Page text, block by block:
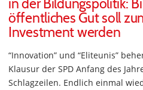
in der Bildungspolitik:
öffentliches Gut soll
Investment werden
“Innovation” und “Eliteunis”
Klausur der SPD Anfang des
Schlagzeilen. Endlich einmal